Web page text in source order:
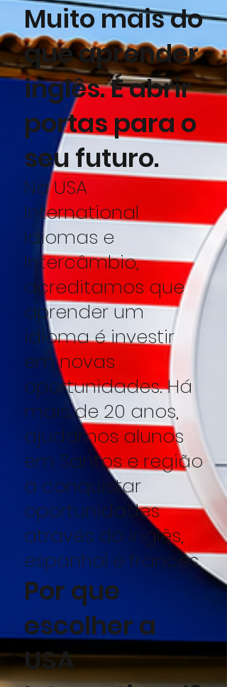
Muito mais do
que aprender
inglês. É abrir
portas para o
seu futuro.
Na USA
International
Idiomas e
Intercâmbio,
acreditamos que
aprender um
idioma é investir
em novas
oportunidades. Há
mais de 20 anos,
ajudamos alunos
em Santos e região
a conquistar
oportunidades
através do inglês,
espanhol e francês.
Por que
escolher a
USA